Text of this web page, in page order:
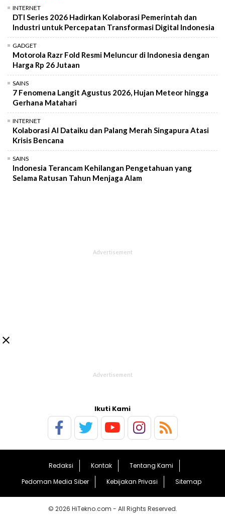
INTERNET
DTI Series 2026 Hadirkan Kolaborasi Pemerintah dan
Industri untuk Percepatan Transformasi Digital Indonesia
GADGET
Motorola Razr Fold Resmi Meluncur di Indonesia dengan
Harga Rp 26 Jutaan
SAINS
7 Fenomena Langit Agustus 2026, Hujan Meteor hingga
Gerhana Matahari
INTERNET
Kolaborasi AI Dataiku dan Palang Merah Singapura Atasi
Krisis Bencana
SAINS
Indonesia Terancam Kehilangan Pengetahuan yang
Selama Ratusan Tahun Menjaga Alam

Ikuti Kami
Redaksi Kontak
Tentang Kami
Pedoman Media Siber
Kebijakan Privasi Sitemap
© 2026 HiTekno.com - All Rights Reserved.